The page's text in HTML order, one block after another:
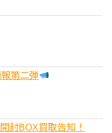
第二弾
封BOX買取告知！